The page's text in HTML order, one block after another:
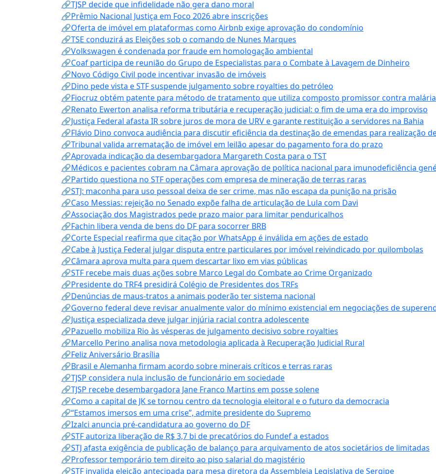
🔗TJSP decide que infidelidade não gera dano moral
🔗Prêmio Nacional Justiça em Foco 2026 abre inscrições
🔗Oferta de imóvel em plataformas como Airbnb exige aprovação do condomínio
🔗TSE conduzirá as Eleições sob o comando de Nunes Marques
🔗Volkswagen é condenada por fraude em homologação ambiental
🔗Coaf participa de reunião do Grupo de Especialistas para o Combate à Lavagem de Dinheiro
🔗Novo Código Civil pode incentivar invasão de imóveis
🔗Dino pede vista e STF suspende julgamento sobre royalties do petróleo
🔗Fiocruz obtém patente para método de tratamento que utiliza composto promissor contra
🔗Renato Ewerton analisa reforma tributária e recuperação judicial: o fim de uma era do improviso
🔗Justiça Federal afasta IR sobre juros de mora de URV e garante restituição a servidores na Bahia
🔗Flávio Dino convoca audiência para discutir eficiência da destinação de emendas para realização
🔗Tribunal valida arrematação de imóvel em leilão apesar do pagamento fora do prazo
🔗Aprovada indicação da desembargadora Margareth Costa para o TST
🔗Médicos e pacientes cobram na Câmara aprovação de política nacional para imunodeficiência
🔗Partido questiona no STF operações com empresa de mineração de terras raras
🔗STJ: maconha para uso pessoal deixa de ser crime, mas não escapa da punição na prisão
🔗Caso Messias: rejeição no Senado expõe falha de articulação de Lula com Davi
🔗Associação dos Magistrados pede prazo maior para limitar penduricalhos
🔗Fachin libera venda de bens do DF para socorrer BRB
🔗Corte Especial reafirma que citação por WhatsApp é inválida em ações de estado
🔗Cabe à Justiça Federal julgar disputa entre particulares por imóvel reivindicado por quilombolas
🔗Câmara aprova multa para quem descartar lixo em vias públicas
🔗STF recebe mais duas ações sobre Marco Legal do Combate ao Crime Organizado
🔗Presidente do TRF4 presidirá Colégio de Presidentes dos TRFs
🔗Denúncias de maus-tratos a animais poderão ter sistema nacional
🔗Governo federal deve revisar anualmente valor do mínimo existencial em negociações de
🔗Justiça especializada deve julgar injúria racial contra adolescente
🔗Pazuello mobiliza Rio às vésperas de julgamento decisivo sobre royalties
🔗Marcello Perino analisa nova metodologia aplicada à Recuperação Judicial Rural
🔗Feliz Aniversário Brasília
🔗Brasil e Alemanha firmam acordo sobre minerais críticos e terras raras
🔗TJSP considera nula inclusão de funcionário em sociedade
🔗TJSP recebe desembargadora Jane Franco Martins em posse solene
🔗Como a capital de JK se tornou centro da tecnologia eleitoral e o futuro da democracia
🔗“Estamos imersos em uma crise”, admite presidente do Supremo
🔗Izalci anuncia pré-candidatura ao governo do DF
🔗STF autoriza liberação de R$ 3,7 bi de precatórios do Fundef a estados
🔗STJ afasta exigência de publicação de balanço para arquivamento de atos societários de limitadas
🔗Professor temporário tem direito ao piso salarial do magistério
🔗STF invalida eleição antecipada para mesa diretora da Assembleia Legislativa de Sergipe